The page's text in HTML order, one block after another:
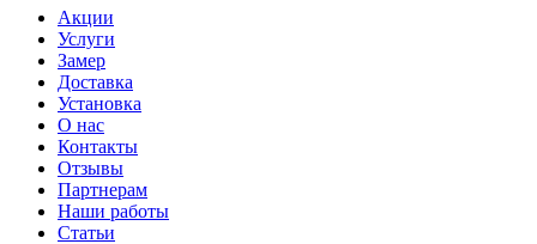
Акции
Услуги
Замер
Доставка
Установка
О нас
Контакты
Отзывы
Партнерам
Наши работы
Статьи